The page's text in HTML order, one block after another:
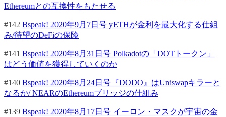
Ethereumとの互換性をもたせる
#142 Bspeak! 2020年9月7日号 yETHが金利を最大化する仕組
み/待望のDeFiの保険
#141 Bspeak! 2020年8月31日号 Polkadotの「DOTトークン」
はどう価値を獲得していくのか
#140 Bspeak! 2020年8月24日号『DODO』はUniswapキラーと
なるか/ NEARのEthereumブリッジの仕組み
#139 Bspeak! 2020年8月17日号 イーロン・マスクが宇宙の金